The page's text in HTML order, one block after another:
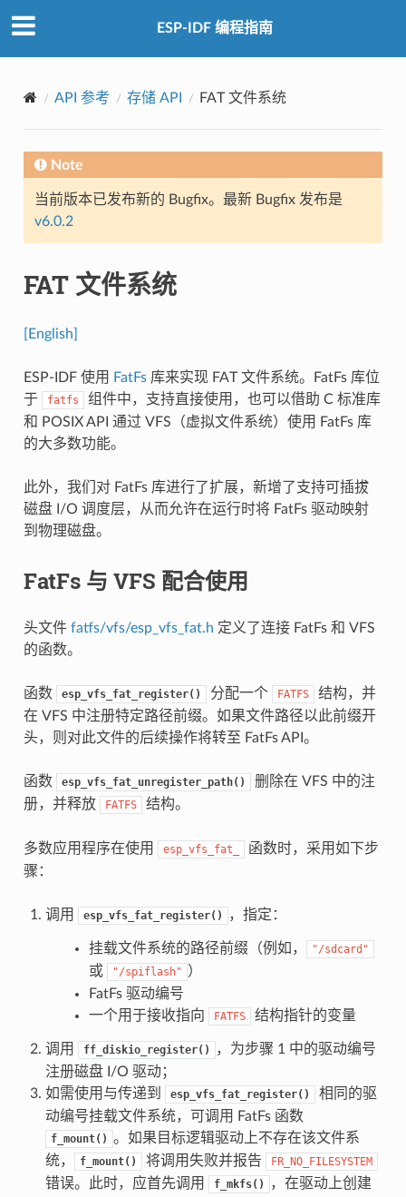
ESP-IDF 编程指南
API 参考 存储 API FAT 文件系统
Note
当前版本已发布新的 Bugfix。最新 Bugfix 发布是
v6.0.2
FAT 文件系统
[English]
ESP-IDF 使用 FatFs库来实现 FAT 文件系统。FatFs 库位
于
fatfs
组件中，支持直接使用，也可以借助 C 标准库
和 POSIX API 通过 VFS（虚拟文件系统）使用 FatFs 库
的大多数功能。
此外，我们对 FatFs 库进行了扩展，新增了支持可插拔
磁盘 I/O 调度层，从而允许在运行时将 FatFs 驱动映射
到物理磁盘。
FatFs 与 VFS 配合使用
头文件 fatfs/vfs/esp_vfs_fat.h 定义了连接 FatFs 和 VFS
的函数。
函数 esp_vfs_fat_register() 分配一个 FATFS
结构，并
在 VFS 中注册特定路径前缀。如果文件路径以此前缀开
头，则对此文件的后续操作将转至 FatFs API。
函数 esp_vfs_fat_unregister_path()
删除在 VFS 中的注
册，并释放
FATFS 结构。
多数应用程序在使用 esp_vfs_fat_
函数时，采用如下步
骤：
调用 esp_vfs_fat_register() ，指定：
挂载文件系统的路径前缀（例如， "/sdcard"
或 "/spiflash"
）
FatFs 驱动编号
一个用于接收指向
FATFS 结构指针的变量
调用 ff_diskio_register()
，为步骤 1 中的驱动编号
注册磁盘 I/O 驱动；
如需使用与传递到
esp_vfs_fat_register()
相同的驱
动编号挂载文件系统，可调用 FatFs 函数
f_mount() 。如果目标逻辑驱动上不存在该文件系
统，
f_mount() 将调用失败并报告 FR_NO_FILESYSTEM
错误。此时，应首先调用 f_mkfs()
，在驱动上创建